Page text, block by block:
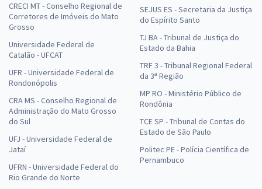
CRECI MT - Conselho Regional de
Corretores de Imóveis do Mato
Grosso
Universidade Federal de
Catalão - UFCAT
UFR - Universidade Federal de
Rondonópolis
CRA MS - Conselho Regional de
Administração do Mato Grosso
do Sul
UFJ - Universidade Federal de
Jataí
UFRN - Universidade Federal do
Rio Grande do Norte
SEJUS ES - Secretaria da Justiça
do Espírito Santo
TJ BA - Tribunal de Justiça do
Estado da Bahia
TRF 3 - Tribunal Regional Federal
da 3ª Região
MP RO - Ministério Público de
Rondônia
TCE SP - Tribunal de Contas do
Estado de São Paulo
Politec PE - Polícia Científica de
Pernambuco